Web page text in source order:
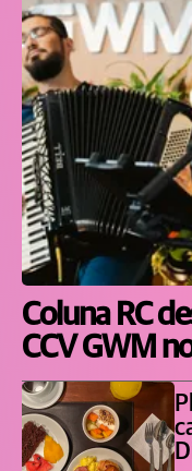
Coluna RC
CCV GWM